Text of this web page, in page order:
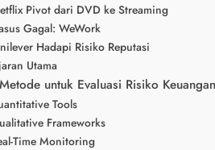
Pivot dari DVD ke Streaming
Gagal: WeWork
Hadapi Risiko Reputasi
Utama
untuk Evaluasi Risiko
Tools
Frameworks
Time Monitoring